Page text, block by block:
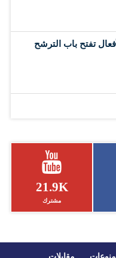
تفتح باب الترشح
21.9K
مشترك